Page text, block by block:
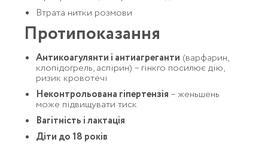
Втрата нитки розмови
Протипоказання
Антикоагулянти і антиагреганти (варфарин,
клопідогрель, аспірин) – гінкго посилює дію,
ризик кровотечі
Неконтрольована гіпертензія – женьшень
може підвищувати тиск
Вагітність і лактація
Діти до 18 років